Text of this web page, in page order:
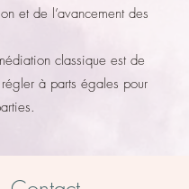
et de l’avancement des
classique est de
à parts égales pour